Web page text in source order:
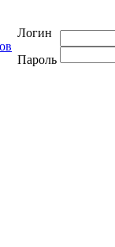
Логин
Пароль